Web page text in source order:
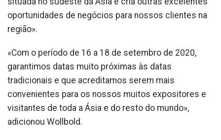
oportunidades de negócios para nossos clientes na
região».
«Com o período de 16 a 18 de setembro de 2020,
garantimos datas muito próximas às datas
tradicionais e que acreditamos serem mais
convenientes para os nossos muitos expositores e
visitantes de toda a Ásia e do resto do mundo»,
adicionou Wollbold.